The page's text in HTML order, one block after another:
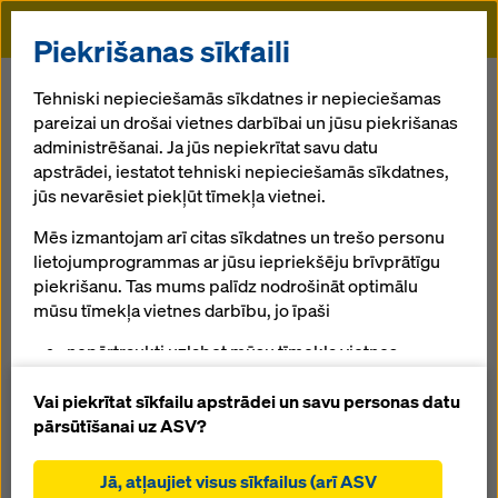
Doka
Atpakaļ uz pārskatu
Cikla plānošana
Plānojot ciklus, attiecīgie izpildes rasējumi tiek veidoti,
ņemot vērā visus norādītos liešanas ciklus un paredzēto
būvniecības grafiku.
Veidņu daudzuma optimizācija (materiālu saraksts).
Plānu sastādīšana visiem norādītajiem cikliem, ņemot
vērā iespējamās pārkārtošanas vienības.
Piekrišanas sīkfaili
Tehniski nepieciešamās sīkdatnes ir nepieciešamas
pareizai un drošai vietnes darbībai un jūsu piekrišanas
administrēšanai. Ja jūs nepiekrītat savu datu
apstrādei, iestatot tehniski nepieciešamās sīkdatnes,
jūs nevarēsiet piekļūt tīmekļa vietnei.
Mēs izmantojam arī citas sīkdatnes un trešo personu
lietojumprogrammas ar jūsu iepriekšēju brīvprātīgu
piekrišanu. Tas mums palīdz nodrošināt optimālu
mūsu tīmekļa vietnes darbību, jo īpaši
nepārtraukti uzlabot mūsu tīmekļa vietnes
sīkdatnes),
atvieglot netraucētu iepirkšanās procesu,
un statistiskās sīkdatnes),
Vai piekrītat sīkfailu apstrādei un savu personas datu
pārsūtīšanai uz ASV?
Jā, atļaujiet visus sīkfailus (arī ASV